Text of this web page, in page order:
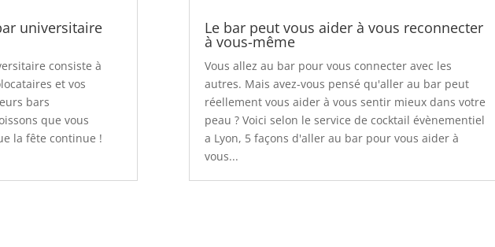
universitaire
consiste à
et vos
bars
que vous
la fête continue !
Le bar peut vous aider à vous reconnecter
à vous-même
Vous allez au bar pour vous connecter avec les
autres. Mais avez-vous pensé qu'aller au bar peut
réellement vous aider à vous sentir mieux dans votre
peau ? Voici selon le service de cocktail évènementiel
a Lyon, 5 façons d'aller au bar pour vous aider à
vous...